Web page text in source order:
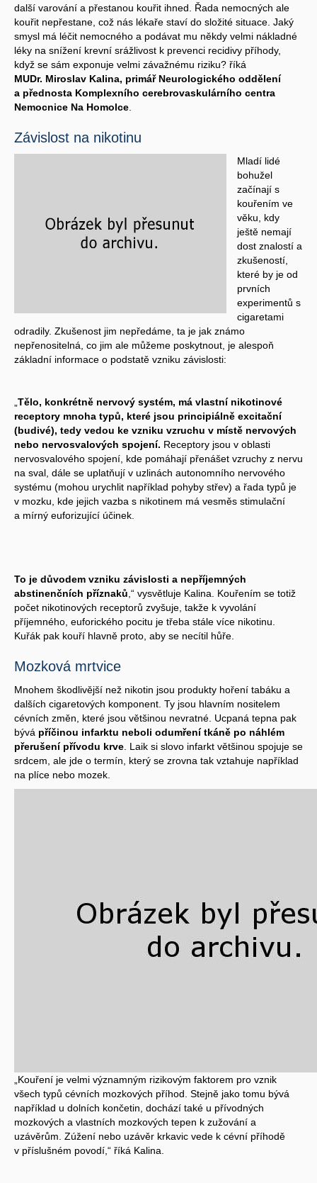
další varování a přestanou kouřit ihned. Řada nemocných ale
kouřit nepřestane, což nás lékaře staví do složité situace. Jaký
smysl má léčit nemocného a podávat mu někdy velmi nákladné
léky na snížení krevní srážlivost k prevenci recidivy příhody,
když se sám exponuje velmi závažnému riziku? říká
MUDr. Miroslav Kalina, primář Neurologického oddělení
a přednosta Komplexního cerebrovaskulárního centra
Nemocnice Na Homolce
Závislost na nikotinu
Mladí lidé
bohužel
začínají s
kouřením ve
věku, kdy
ještě nemají
dost znalostí a
zkušeností,
které by je od
prvních
experimentů s
cigaretami
odradily. Zkušenost jim nepředáme, ta je jak známo
nepřenositelná, co jim ale můžeme poskytnout, je alespoň
základní informace o podstatě vzniku závislosti:
Tělo, konkrétně nervový systém, má vlastní nikotinové
receptory mnoha typů, které jsou principiálně excitační
(budivé), tedy vedou ke vzniku vzruchu v místě nervových
nebo nervosvalových spojení. Receptory jsou v oblasti
nervosvalového spojení, kde pomáhají přenášet vzruchy z nervu
na sval, dále se uplatňují v uzlinách autonomního nervového
systému (mohou urychlit například pohyby střev) a řada typů je
v mozku, kde jejich vazba s nikotinem má vesměs stimulační
a mírný euforizující účinek.
To je důvodem vzniku závislosti a nepříjemných
abstinenčních příznaků ,“ vysvětluje Kalina. Kouřením se totiž
počet nikotinových receptorů zvyšuje, takže k vyvolání
příjemného, euforického pocitu je třeba stále více nikotinu.
Kuřák pak kouří hlavně proto, aby se necítil hůře.
Mozková mrtvice
Mnohem škodlivější než nikotin jsou produkty hoření tabáku a
dalších cigaretových komponent. Ty jsou hlavním nositelem
cévních změn, které jsou většinou nevratné. Ucpaná tepna pak
bývá příčinou infarktu neboli odumření tkáně po náhlém
přerušení přívodu krve . Laik si slovo infarkt většinou spojuje se
srdcem, ale jde o termín, který se zrovna tak vztahuje například
na plíce nebo mozek.
„Kouření je velmi významným rizikovým faktorem pro vznik
všech typů cévních mozkových příhod. Stejně jako tomu bývá
například u dolních končetin, dochází také u přívodných
mozkových a vlastních mozkových tepen k zužování a
uzávěrům. Zúžení nebo uzávěr krkavic vede k cévní příhodě
v příslušném povodí,“ říká Kalina.